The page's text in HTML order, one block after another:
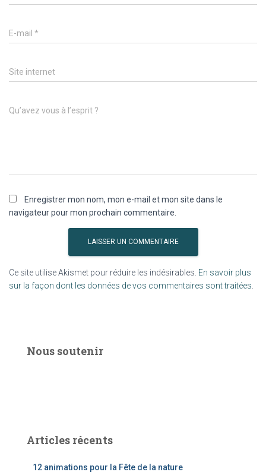
E-mail *
Site internet
Qu’avez vous à l’esprit ?
Enregistrer mon nom, mon e-mail et mon site dans le
navigateur pour mon prochain commentaire.
Ce site utilise Akismet pour réduire les indésirables. En savoir plus
sur la façon dont les données de vos commentaires sont traitées
Nous soutenir
Articles récents
12 animations pour la Fête de la nature